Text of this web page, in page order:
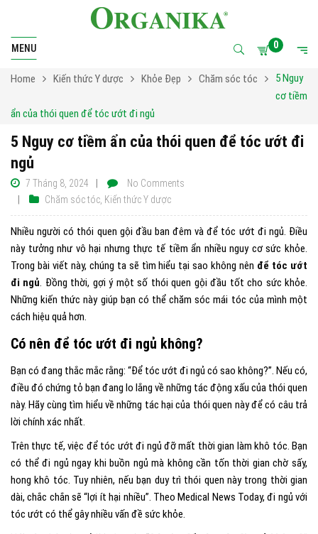
MENU 0
Home Kiến thức Y dược Khỏe Đẹp Chăm sóc tóc
5 Nguy
cơ tiềm
ẩn của thói quen để tóc ướt đi ngủ
5 Nguy cơ tiềm ẩn của thói quen để tóc ướt đi
ngủ
7 Tháng 8, 2024
Chăm sóc tóc Kiến thức Y dược
No Comments
Nhiều người có thói quen gội đầu ban đêm vàđể tóc ướt đi ngủ. Điều
này tưởng như vô hại nhưng thực tế tiềm ẩn nhiều nguy cơ sức khỏe.
Trong bài viết này, chúng ta sẽ tìm hiểu tại sao không nên để tóc ướt
đi ngủ. Đồng thời, gợi ý một số thói quen gội đầu tốt cho sức khỏe.
Những kiến thức này giúp bạn có thể chăm sóc mái tóc của mình một
cách hiệu quả hơn.
Có nên để tóc ướt đi ngủ không?
Bạn có đang thắc mắc rằng: “Để tóc ướt đi ngủ có sao không?”. Nếu có,
điều đó chứng tỏ bạn đang lo lắng về những tác động xấu của thói quen
này. Hãy cùng tìm hiểu về những tác hại của thói quen này để có câu trả
lời chính xác nhất.
Trên thực tế, việc để tóc ướt đi ngủ đỡ mất thời gian làm khô tóc. Bạn
có thể đi ngủ ngay khi buồn ngủ mà không cần tốn thời gian chờ sấy,
hong khô tóc. Tuy nhiên, nếu bạn duy trì thói quen này trong thời gian
dài, chắc chắn sẽ “lợi ít hại nhiều”. Theo Medical News Today, đi ngủ với
tóc ướt có thể gây nhiều vấn đề sức khỏe.